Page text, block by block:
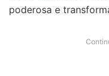
poderosa e